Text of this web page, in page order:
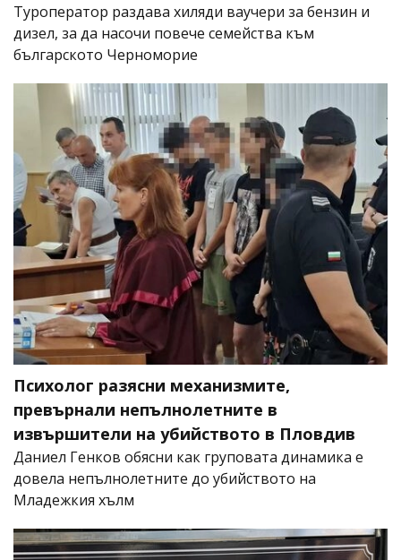
Туроператор раздава хиляди ваучери за бензин и
дизел, за да насочи повече семейства към
българското Черноморие
Психолог разясни механизмите,
превърнали непълнолетните в
извършители на убийството в Пловдив
Даниел Генков обясни как груповата динамика е
довела непълнолетните до убийството на
Младежкия хълм